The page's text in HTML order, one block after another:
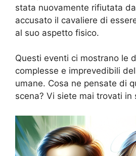
stata nuovamente rifiutata
accusato il cavaliere di
al suo aspetto fisico.
Questi eventi ci mostrano le
complesse e imprevedibili
umane. Cosa ne pensate di
scena? Vi siete mai trovati in